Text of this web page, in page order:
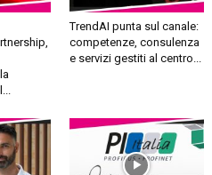
TrendAI punta sul canale:
competenze, consulenza
e servizi gestiti al centro...